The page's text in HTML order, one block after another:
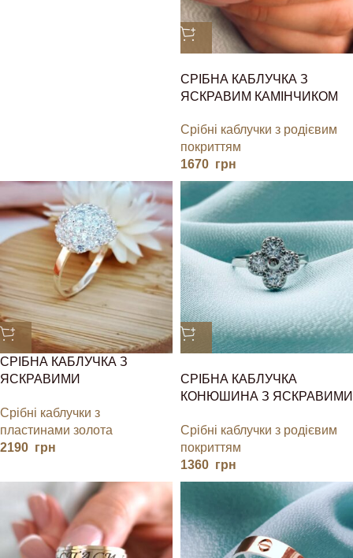
СРІБНА КАБЛУЧКА З
ЯСКРАВИМ КАМІНЧИКОМ
Срібні каблучки з родієвим
покриттям
1670 грн
СРІБНА КАБЛУЧКА З
ЯСКРАВИМИ
Срібні каблучки з
пластинами золота
2190 грн
СРІБНА КАБЛУЧКА
КОНЮШИНА З ЯСКРАВИМИ
Срібні каблучки з родієвим
покриттям
1360 грн